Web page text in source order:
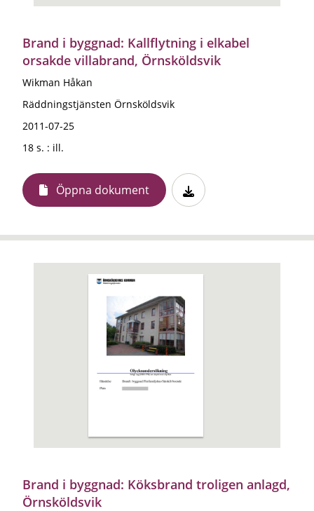
Brand i byggnad: Kallflytning i elkabel
orsakde villabrand, Örnsköldsvik
Wikman Håkan
Räddningstjänsten Örnsköldsvik
2011-07-25
18 s. : ill.
Öppna dokument
Brand i byggnad: Köksbrand troligen anlagd,
Örnsköldsvik